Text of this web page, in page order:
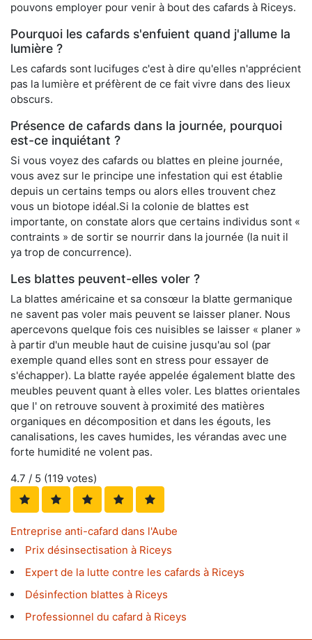
pouvons employer pour venir à bout des cafards à Riceys.
Pourquoi les cafards s'enfuient quand j'allume la
lumière ?
Les cafards sont lucifuges c'est à dire qu'elles n'apprécient
pas la lumière et préfèrent de ce fait vivre dans des lieux
obscurs.
Présence de cafards dans la journée, pourquoi
est-ce inquiétant ?
Si vous voyez des cafards ou blattes en pleine journée,
vous avez sur le principe une infestation qui est établie
depuis un certains temps ou alors elles trouvent chez
vous un biotope idéal.Si la colonie de blattes est
importante, on constate alors que certains individus sont «
contraints » de sortir se nourrir dans la journée (la nuit il
ya trop de concurrence).
Les blattes peuvent-elles voler ?
La blattes américaine et sa consœur la blatte germanique
ne savent pas voler mais peuvent se laisser planer. Nous
apercevons quelque fois ces nuisibles se laisser « planer »
à partir d'un meuble haut de cuisine jusqu'au sol (par
exemple quand elles sont en stress pour essayer de
s'échapper). La blatte rayée appelée également blatte des
meubles peuvent quant à elles voler. Les blattes orientales
que l' on retrouve souvent à proximité des matières
organiques en décomposition et dans les égouts, les
canalisations, les caves humides, les vérandas avec une
forte humidité ne volent pas.
4.7 / 5 (119 votes)
Entreprise anti-cafard dans l'Aube
Prix désinsectisation à Riceys
Expert de la lutte contre les cafards à Riceys
Désinfection blattes à Riceys
Professionnel du cafard à Riceys